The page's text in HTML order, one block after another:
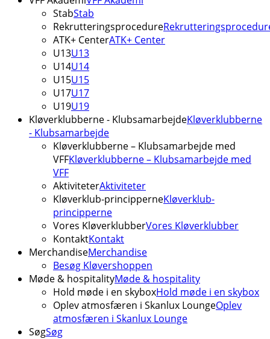
StabStab
Rekrutteringsprocedure
ATK+ CenterATK+ Center
U13U13
U14U14
U15U15
U17U17
U19U19
Kløverklubberne - KlubsamarbejdeKløverklubberne
- Klubsamarbejde
Kløverklubberne – Klubsamarbejde med
VFFKløverklubberne – Klubsamarbejde med
VFF
AktiviteterAktiviteter
Kløverklub-principperneKløverklub-
principperne
Vores KløverklubberVores Kløverklubber
KontaktKontakt
MerchandiseMerchandise
Besøg Kløvershoppen
Møde & hospitalityMøde & hospitality
Hold møde i en skyboxHold møde i en skybox
Oplev atmosfæren i Skanlux LoungeOplev
atmosfæren i Skanlux Lounge
SøgSøg